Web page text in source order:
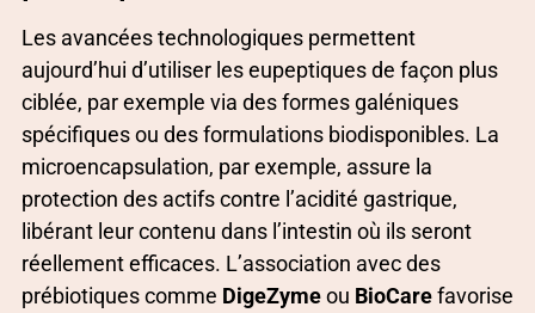
Les avancées technologiques permettent
aujourd’hui d’utiliser les eupeptiques de façon plus
ciblée, par exemple via des formes galéniques
spécifiques ou des formulations biodisponibles. La
microencapsulation, par exemple, assure la
protection des actifs contre l’acidité gastrique,
libérant leur contenu dans l’intestin où ils seront
réellement efficaces. L’association avec des
prébiotiques comme DigeZymeou BioCarefavorise